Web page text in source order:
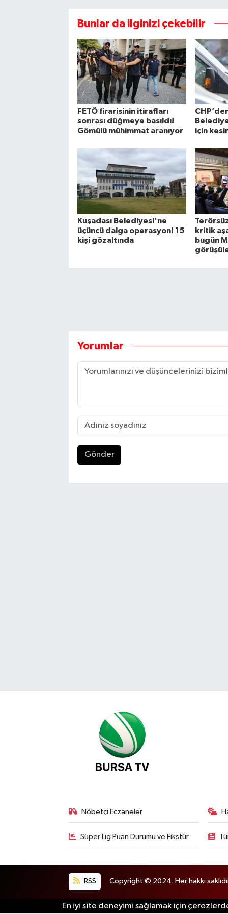
Bunlar da ilginizi çekebilir
FETÖ firarisinin itirafları
sonrası düğmeye basıldı!
Gömülü mühimmat aranıyor
için
Kuşadası Belediyesi'ne
üçüncü dalga operasyon! 15
kişi gözaltında
kritik
bugün
Yorumlar
Gönder
Nöbetçi Eczaneler
Süper Lig Puan Durumu ve Fikstür
RSS Copyright © 2024. Her hakkı
En iyi site deneyimi sağlamak için